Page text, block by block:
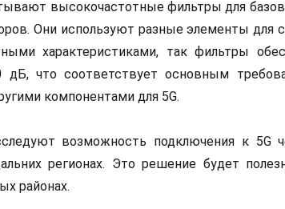
высокочастотные фильтры для
Они используют разные элементы для
характеристиками, так фильтры
дБ, что соответствует основным
компонентами для 5G.
возможность подключения к 5G
регионах. Это решение будет
районах.